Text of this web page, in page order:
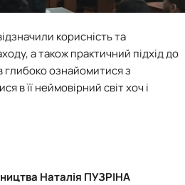
корисність та
а також практичний підхід до
глибоко ознайомитися з
в її неймовірний світ хоч і
Наталія ПУЗРІНА